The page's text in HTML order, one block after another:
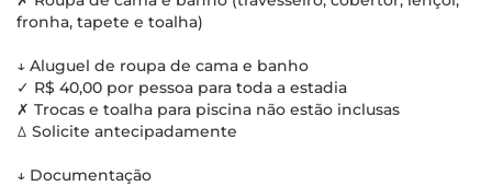
fronha, tapete e toalha)
↓ Aluguel de roupa de cama e banho
✓ R$ 40,00 por pessoa para toda a estadia
✗ Trocas e toalha para piscina não estão inclusas
ꕔ Solicite antecipadamente
↓ Documentação